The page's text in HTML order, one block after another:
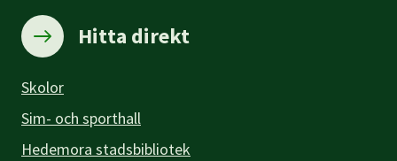
Hitta direkt
Skolor
Sim- och sporthall
Hedemora stadsbibliotek